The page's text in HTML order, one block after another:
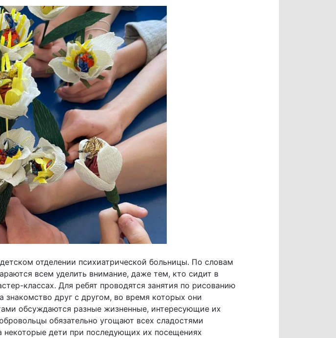
отделении психиатрической больницы. По словам
всем уделить внимание, даже тем, кто сидит в
классах. Для ребят проводятся занятия по рисованию
друг с другом, во время которых они
обсуждаются разные жизненные, интересующие их
обязательно угощают всех сладостями
некоторые дети при последующих их посещениях